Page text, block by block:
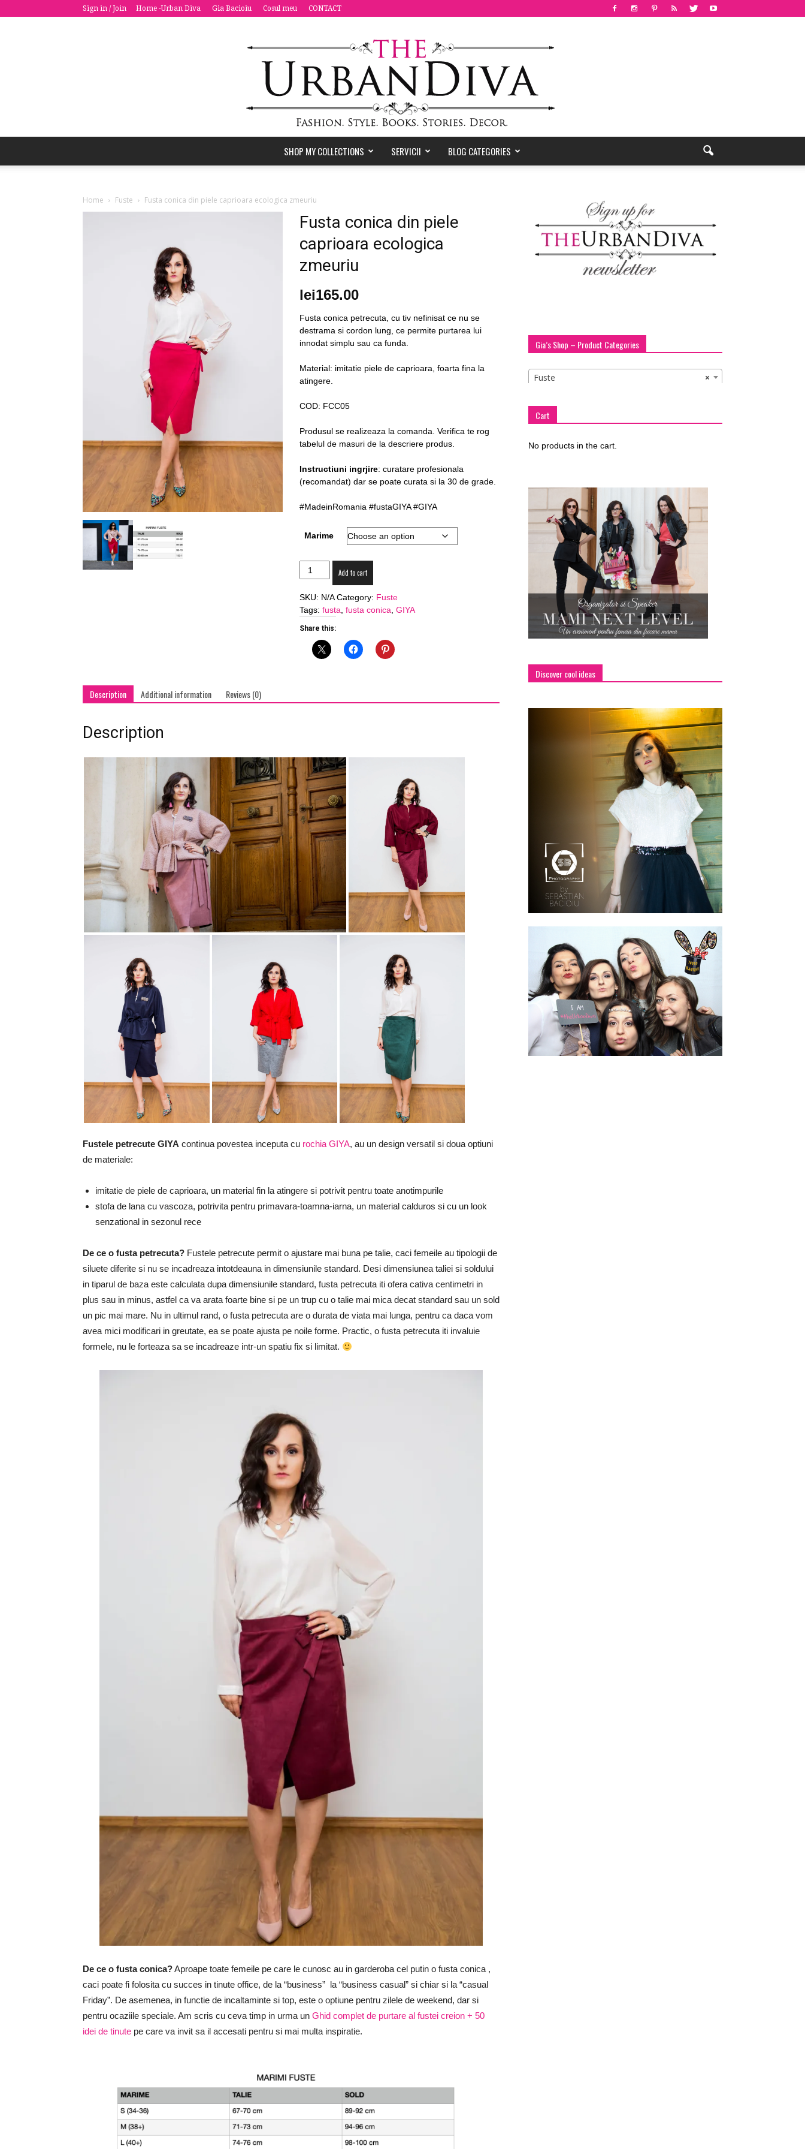
Sign in / Join Home -Urban Diva Gia Bacioiu Cosul meu CONTACT
Urban
Diva
fashion
blog
by
GIA
SHOP MY COLLECTIONS SERVICII BLOG CATEGORIES
Home Fuste Fusta conica din piele caprioara ecologica zmeuriu
Fusta conica din piele
caprioara ecologica
zmeuriu
lei165.00
Fusta conica petrecuta, cu tiv nefinisat ce nu se
destrama si cordon lung, ce permite purtarea lui
innodat simplu sau ca funda.
Material: imitatie piele de caprioara, foarta fina la
atingere.
COD: FCC05
Produsul se realizeaza la comanda. Verifica te rog
tabelul de masuri de la descriere produs.
Instructiuni ingrjire: curatare profesionala
(recomandat) dar se poate curata si la 30 de grade.
#MadeinRomania #fustaGIYA #GIYA
Marime
Fusta
conica
caprioara
ecologica
zmeuriu
quantity
Add to cart
SKU: N/A Category: Fuste
Tags: fusta fusta conica GIYA
Share this:
Description Additional information Reviews (0)
Description
Fustele petrecute GIYA continua povestea inceputa cu rochia GIYA, au un design versatil si doua optiuni
de materiale:
imitatie de piele de caprioara, un material fin la atingere si potrivit pentru toate anotimpurile
stofa de lana cu vascoza, potrivita pentru primavara-toamna-iarna, un material calduros si cu un look
senzational in sezonul rece
De ce o fusta petrecuta? Fustele petrecute permit o ajustare mai buna pe talie, caci femeile au tipologii de
siluete diferite si nu se incadreaza intotdeauna in dimensiunile standard. Desi dimensiunea taliei si soldului
in tiparul de baza este calculata dupa dimensiunile standard, fusta petrecuta iti ofera cativa centimetri in
plus sau in minus, astfel ca va arata foarte bine si pe un trup cu o talie mai mica decat standard sau un sold
un pic mai mare. Nu in ultimul rand, o fusta petrecuta are o durata de viata mai lunga, pentru ca daca vom
avea mici modificari in greutate, ea se poate ajusta pe noile forme. Practic, o fusta petrecuta iti invaluie
formele, nu le forteaza sa se incadreaze intr-un spatiu fix si limitat.
De ce o fusta conica?Aproape toate femeile pe care le cunosc au in garderoba cel putin o fusta conica ,
caci poate fi folosita cu succes in tinute office, de la “business” la “business casual” si chiar si la “casual
Friday”. De asemenea, in functie de incaltaminte si top, este o optiune pentru zilele de weekend, dar si
pentru ocaziile speciale. Am scris cu ceva timp in urma un Ghid complet de purtare al fustei creion + 50
idei de tinute pe care va invit sa il accesati pentru si mai multa inspiratie.
Gia’s Shop – Product Categories
×
Fuste
Cart
No products in the cart.
Discover cool ideas